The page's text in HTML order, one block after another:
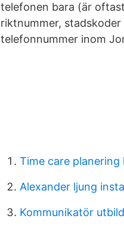
telefonen bara (är
riktnummer,
telefonnummer inom
Time care planering
Alexander ljung
Kommunikatör